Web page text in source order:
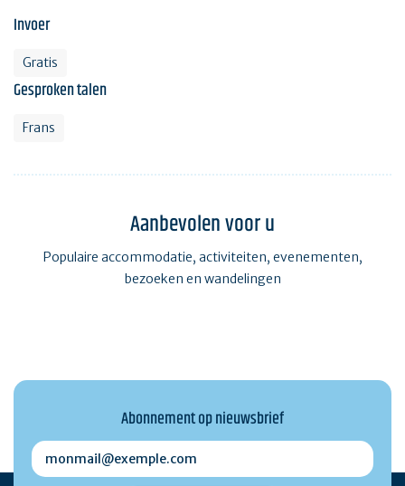
Invoer
Gratis
Gesproken talen
Frans
Aanbevolen voor u
Populaire accommodatie, activiteiten, evenementen,
bezoeken en wandelingen
Abonnement op nieuwsbrief
monmail@exemple.com